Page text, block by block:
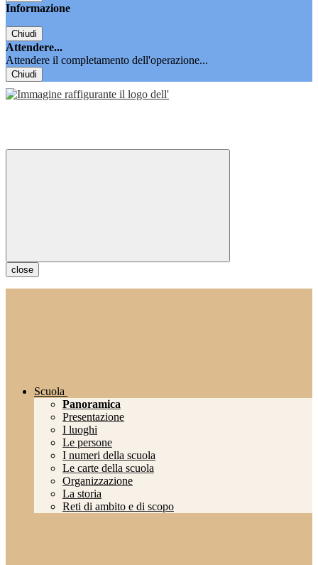
Informazione
Chiudi
Attendere...
Attendere il completamento dell'operazione...
Chiudi
close
Scuola
Panoramica
Presentazione
I luoghi
Le persone
I numeri della scuola
Le carte della scuola
Organizzazione
La storia
Reti di ambito e di scopo